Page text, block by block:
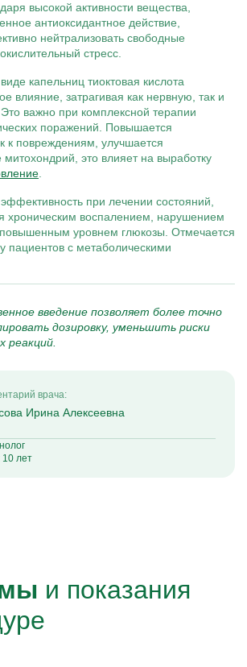
высокой активности вещества,
антиоксидантное действие,
нейтрализовать свободные
стресс.
капельниц тиоктовая кислота
влияние, затрагивая как нервную, так и
Это важно при комплексной терапии
поражений. Повышается
к повреждениям, улучшается
это влияет на выработку
при лечении состояний,
хроническим воспалением, нарушением
уровнем глюкозы. Отмечается
пациентов с метаболическими
введение позволяет более точно
дозировку, уменьшить риски
реакций.
врача:
Ирина Алексеевна
лет
и показания